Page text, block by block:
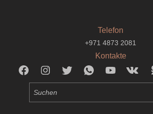
Telefon
+971 4873 2081
Kontakte